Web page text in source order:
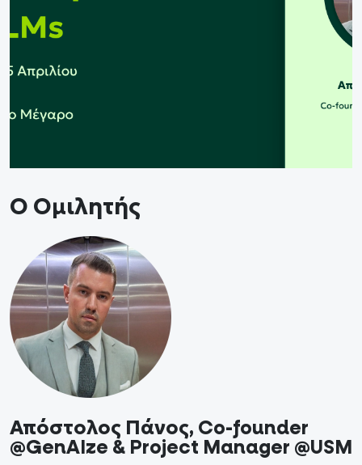
Ο Ομιλητής
Απόστολος Πάνος, Co-founder
@GenAIze & Project Manager @USM